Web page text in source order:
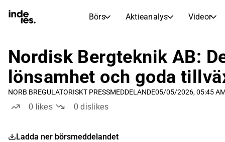
Börs Aktieanalys Videor
Börs
Morgonrapport
Aktieanalys
Artiklar
inderesTV
Transkriptioner
Aktiejämförelse
Earnings Season
Nordisk Bergteknik AB:
lönsamhet och goda
NORB BREGULATORISKT PRESSMEDDELANDE05/05/2026, 05:45 AM
0 likes 0dislikes
Ladda ner börsmeddelandet